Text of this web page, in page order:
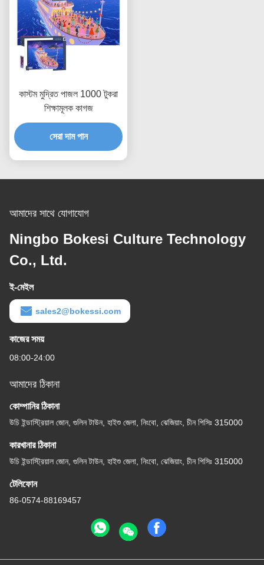
কাস্টম মুদ্রিত পাজল 1000 টুকরা
শিক্ষামূলক কাগজ
সেরা দাম পান
আমাদের সাথে যোগাযোগ
Ningbo Bokesi Culture Technology
Co., Ltd.
ই-মেইল
sales2@bokessi.com
কাজের সময়
08:00-24:00
আমাদের ঠিকানা
কোম্পানির ঠিকানা
উচি ইন্ডাস্ট্রিয়াল জোন, গুলিন টাউন, হাইশু জেলা, নিংবো, ঝেজিয়াং, চীন পিসিঃ 315000
কারখানার ঠিকানা
উচি ইন্ডাস্ট্রিয়াল জোন, গুলিন টাউন, হাইশু জেলা, নিংবো, ঝেজিয়াং, চীন পিসিঃ 315000
টেলিফোন
86-0574-88169457